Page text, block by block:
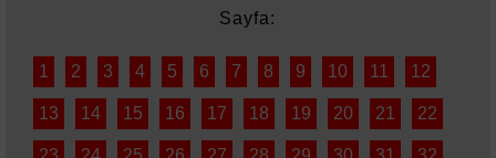
Sayfa:
1 2 3 4 5 6 7 8 9 10 11 12
13 14 15 16 17 18 19 20 21 22